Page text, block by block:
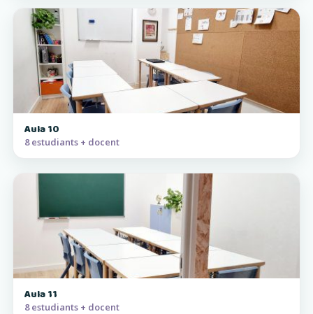
Aula 10
8 estudiants + docent
Aula 11
8 estudiants + docent